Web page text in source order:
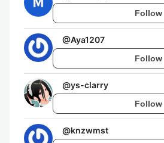
Follow
@Aya1207
Follow
@ys-clarry
Follow
@knzwmst